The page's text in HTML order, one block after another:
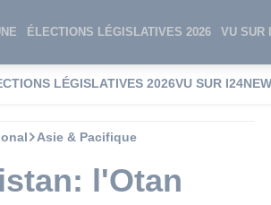
ÉLECTIONS LÉGISLATIVES 2026 VU SUR
LÉGISLATIVES 2026VU SUR
Asie & Pacifique
l'Otan